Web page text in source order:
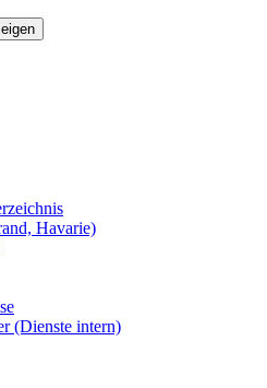
Havarie)
(Dienste intern)